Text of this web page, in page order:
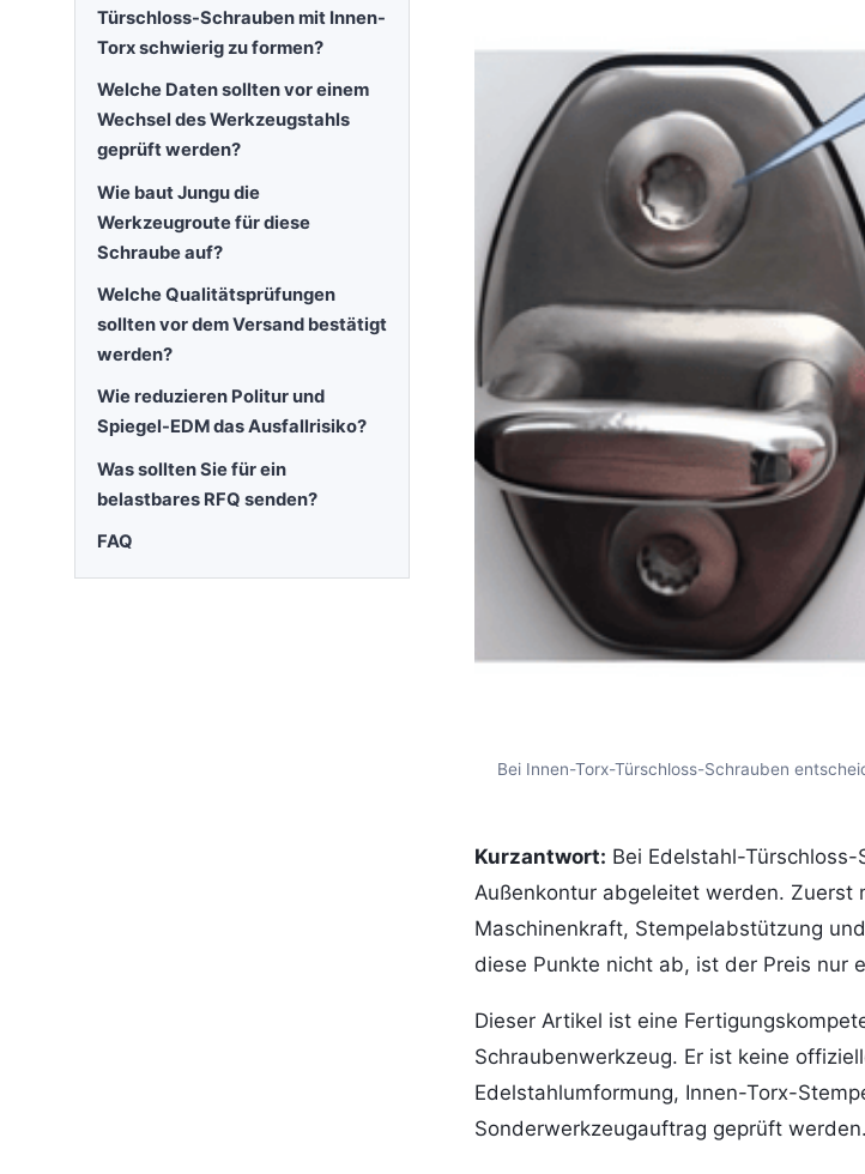
Türschloss-Schrauben mit Innen-
Torx schwierig zu formen?
Welche Daten sollten vor einem
Wechsel des Werkzeugstahls
geprüft werden?
Wie baut Jungu die
Werkzeugroute für diese
Schraube auf?
Welche Qualitätsprüfungen
sollten vor dem Versand bestätigt
werden?
Wie reduzieren Politur und
Spiegel-EDM das Ausfallrisiko?
Was sollten Sie für ein
belastbares RFQ senden?
FAQ
Bei Innen-Torx-Türschloss-Schrauben
Kurzantwort: Bei Edelstahl-
Außenkontur abgeleitet werden. Zuerst
Maschinenkraft, Stempelabstützung
diese Punkte nicht ab, ist der Preis nur
Dieser Artikel ist eine
Schraubenwerkzeug. Er ist keine
Edelstahlumformung, Innen-Torx-
Sonderwerkzeugauftrag geprüft werden.